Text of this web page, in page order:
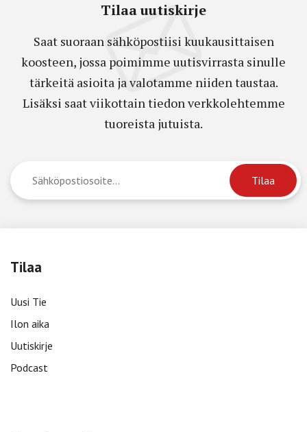
Tilaa uutiskirje
Saat suoraan sähköpostiisi kuukausittaisen
koosteen, jossa poimimme uutisvirrasta sinulle
tärkeitä asioita ja valotamme niiden taustaa.
Lisäksi saat viikottain tiedon verkkolehtemme
tuoreista jutuista.
Tilaa
Uusi Tie
Ilon aika
Uutiskirje
Podcast